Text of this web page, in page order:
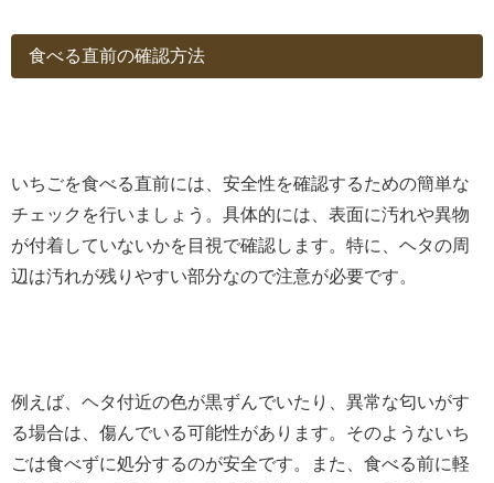
食べる直前の確認方法
いちごを食べる直前には、安全性を確認するための簡単な
チェックを行いましょう。具体的には、表面に汚れや異物
が付着していないかを目視で確認します。特に、ヘタの周
辺は汚れが残りやすい部分なので注意が必要です。
例えば、ヘタ付近の色が黒ずんでいたり、異常な匂いがす
る場合は、傷んでいる可能性があります。そのようないち
ごは食べずに処分するのが安全です。また、食べる前に軽